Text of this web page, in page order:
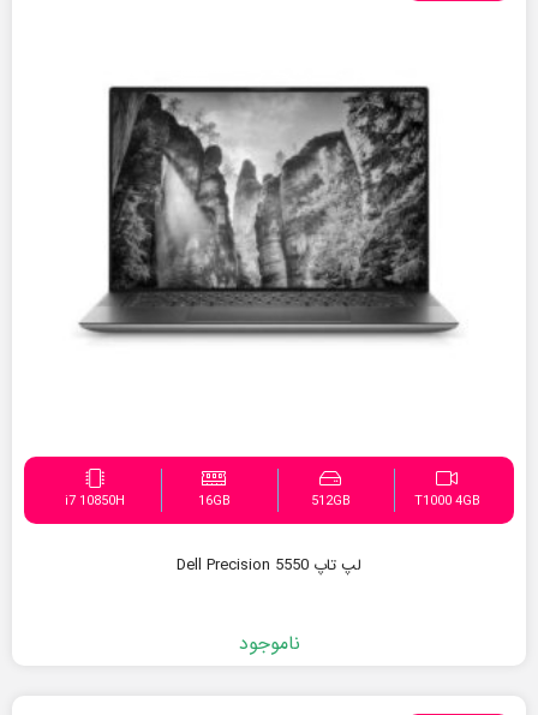
T1000 4GB
512GB
16GB
i7 10850H
لپ تاپ Dell Precision 5550
ناموجود